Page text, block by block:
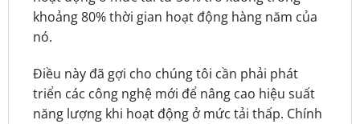
khoảng 80% thời gian hoạt động hàng năm của
nó.
Điều này đã gợi cho chúng tôi cần phải phát
triển các công nghệ mới để nâng cao hiệu suất
năng lượng khi hoạt động ở mức tải thấp. Chính